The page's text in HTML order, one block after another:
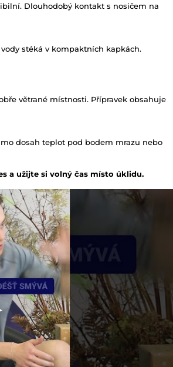
Dlouhodobý kontakt s nosičem na
stéká v kompaktních kapkách.
větrané místnosti. Přípravek obsahuje
dosah teplot pod bodem mrazu nebo
a užijte si volný čas místo úklidu.